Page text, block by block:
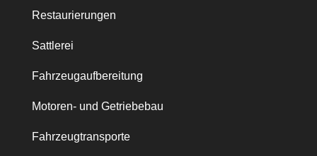
Restaurierungen
Sattlerei
Fahrzeugaufbereitung
Motoren- und Getriebebau
Fahrzeugtransporte